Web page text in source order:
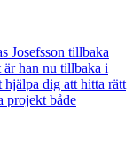
Josefsson tillbaka
han nu tillbaka i
hjälpa dig att hitta rätt
projekt både